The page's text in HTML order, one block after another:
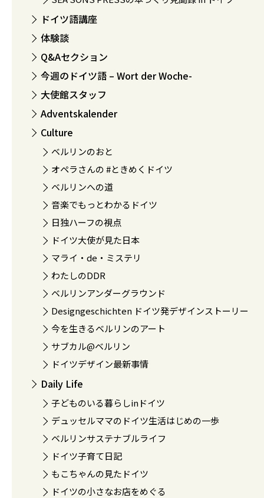
ドイツ語講座
体験談
Q&Aセクション
今週のドイツ語 – Wort der Woche-
大使館スタッフ
Adventskalender
Culture
ベルリンのおと
オペラさんの #ときめくドイツ
ベルリンへの道
音楽でもっとわかるドイツ
日独ハーフの視点
ドイツ大使が見た日本
マライ・de・ミステリ
わたしのDDR
ベルリンアンダーグラウンド
Designgeschichten ドイツ発デザインストーリー
今を生きるベルリンのアート
サブカル@ベルリン
ドイツデザイン最新事情
Daily Life
子どものいる暮らしinドイツ
デュッセルママのドイツ生活はじめの一歩
ベルリンサステナブルライフ
ドイツ子育て日記
もこちゃんの見たドイツ
ドイツの小さなお店をめぐる